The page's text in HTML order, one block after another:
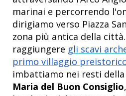
marinai e percorrendo
dirigiamo verso Piazza
zona più antica della
raggiungere gli scavi
primo villaggio
imbattiamo nei resti della
Maria del Buon Consiglio